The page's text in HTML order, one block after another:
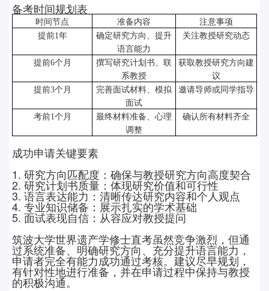
备考时间规划表
时间节点 准备内容
注意事项
提前1年
确定研究方向、提升
语言能力
关注教授研究动态
提前6个月
撰写研究计划书、联
系教授
获取教授研究方向建
议
提前3个月
完善面试材料、模拟
面试
邀请导师或同学指导
考前1个月
最终材料准备、心理
调整
确认所有材料齐全
成功申请关键要素
1. 研究方向匹配度：确保与教授研究方向高度契合
2. 研究计划书质量：体现研究价值和可行性
3. 语言表达能力：清晰传达研究内容和个人观点
4. 专业知识储备：展示扎实的学术基础
5. 面试表现自信：从容应对教授提问
筑波大学世界遗产学修士直考虽然竞争激烈，但通
过系统准备、明确研究方向、充分提升语言能力，
申请者完全有能力成功通过考核。建议尽早规划，
有针对性地进行准备，并在申请过程中保持与教授
的积极沟通。